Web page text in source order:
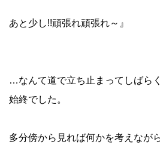
あと少し!!頑張れ頑張れ～』
…なんて道で立ち止まってしばら
始終でした。
多分傍から見れば何かを考えなが